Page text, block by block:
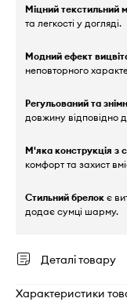
Міцний текстильний
та легкості у догляді.
Модний ефект
неповторного
Регульований та
довжину відповідно
М'яка конструкція з
комфорт та захист
Стильний брелок є
додає сумці шарму.
Деталі товару
Характеристики